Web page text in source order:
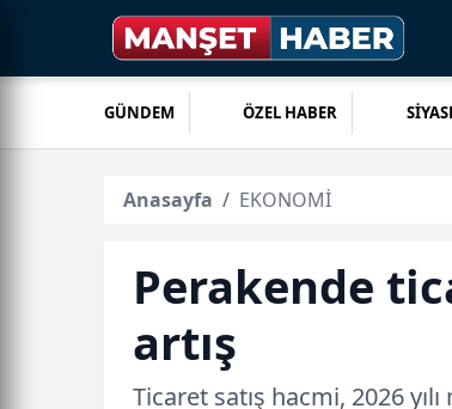
GÜNDEM ÖZEL HABER
Anasayfa EKONOMİ
Perakende
artış
Ticaret satış hacmi, 2026